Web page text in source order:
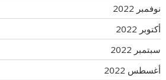
نوفمبر 2022
أكتوبر 2022
سبتمبر 2022
أغسطس 2022